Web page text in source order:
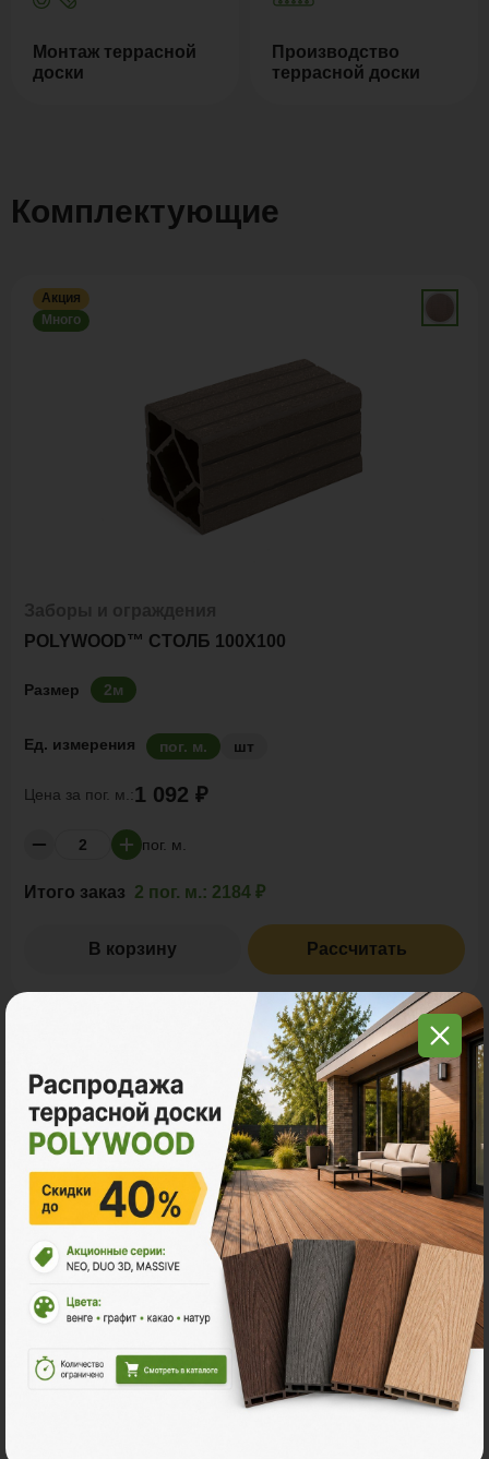
Монтаж террасной
доски
Производство
террасной доски
Комплектующие
Акция
Много
POLYWOOD™ СТОЛБ 100Х100
Размер 2м
Ед. измерения пог. м. шт
Цена за пог. м.:1 092 ₽
пог. м.
Итого заказ 2 пог. м.: 2184 ₽
В корзину Рассчитать
С этим товаром покупают
Много